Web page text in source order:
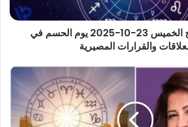
توقعات الأبراج الخميس 23-10-2025 يوم الحسم في
والقرارات المصيرية